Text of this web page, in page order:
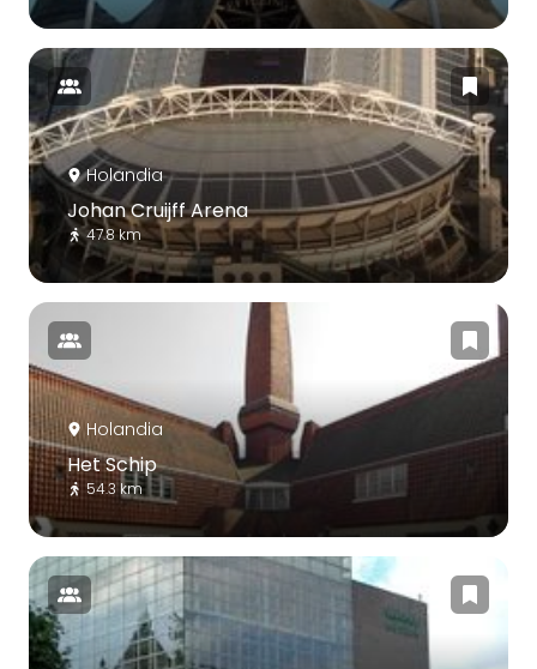
Holandia
Johan Cruijff Arena
47.8 km
Holandia
Het Schip
54.3 km